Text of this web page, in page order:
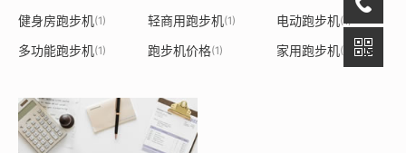
健身房跑步机(1) 轻商用跑步机(1) 电动跑步机(1)
多功能跑步机(1) 跑步机价格(1) 家用跑步机(1)